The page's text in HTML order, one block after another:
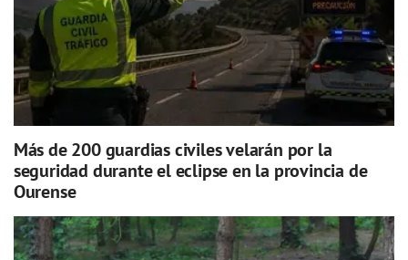
Más de 200 guardias civiles velarán por la
seguridad durante el eclipse en la provincia de
Ourense